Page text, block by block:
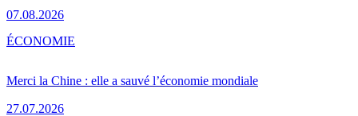
07.08.2026
Merci la Chine : elle a sauvé l’économie mondiale
27.07.2026
ÉCONOMIE